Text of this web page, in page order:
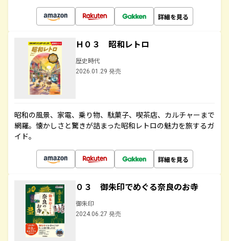
詳細を見る
Ｈ０３ 昭和レトロ
歴史時代
2026.01.29 発売
昭和の風景、家電、乗り物、駄菓子、喫茶店、カルチャーまで
網羅。懐かしさと驚きが詰まった昭和レトロの魅力を旅するガ
イド。
詳細を見る
０３ 御朱印でめぐる奈良のお寺
御朱印
2024.06.27 発売